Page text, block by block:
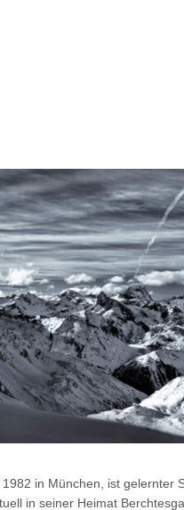
in München, ist gelernter
in seiner Heimat